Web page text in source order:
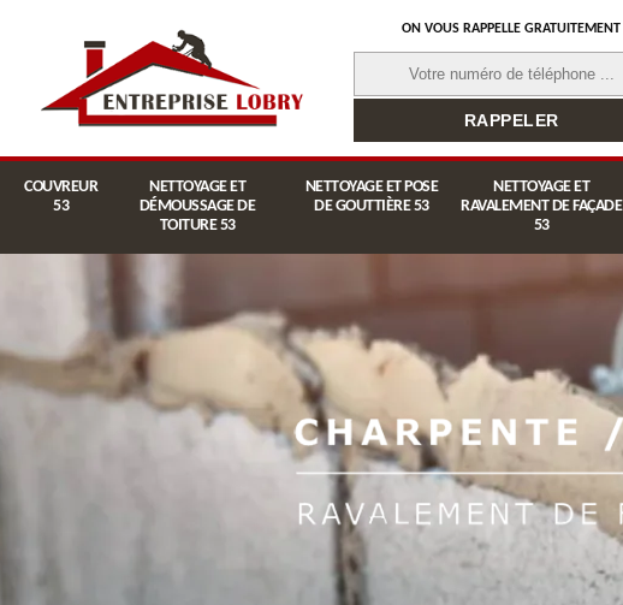
ON VOUS RAPPELLE GRATUITEMENT
COUVREUR
53
NETTOYAGE ET
DÉMOUSSAGE DE
TOITURE 53
NETTOYAGE ET POSE
DE GOUTTIÈRE 53
NETTOYAGE ET
RAVALEMENT DE FAÇADE
53